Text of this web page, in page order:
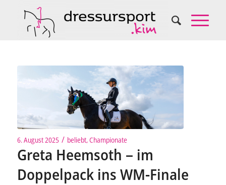
6. August 2025 / beliebt,Championate
Greta Heemsoth – im
Doppelpack ins WM-Finale